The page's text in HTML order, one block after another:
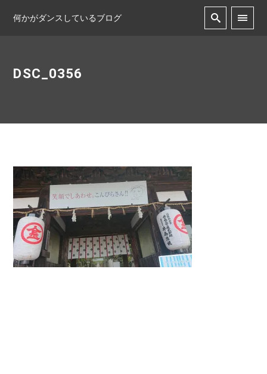
何かがダンスしているブログ
DSC_0356